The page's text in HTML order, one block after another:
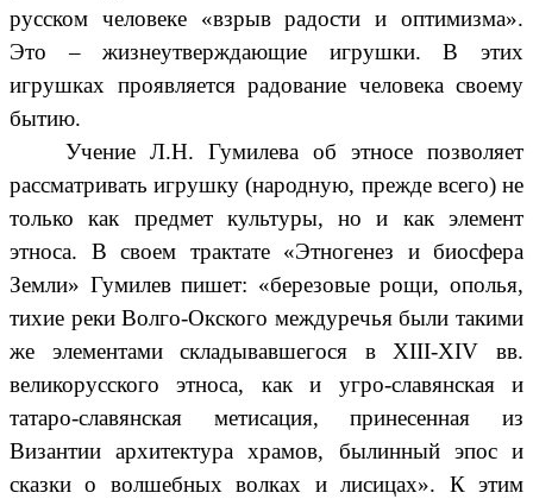
русском человеке «взрыв радости и оптимизма».
Это – жизнеутверждающие игрушки. В этих
игрушках проявляется радование человека своему
бытию.
Учение Л.Н. Гумилева об этносе позволяет
рассматривать игрушку (народную, прежде всего) не
только как предмет культуры, но и как элемент
этноса. В своем трактате «Этногенез и биосфера
Земли» Гумилев пишет: «березовые рощи, ополья,
тихие реки Волго-Окского междуречья были такими
же элементами складывавшегося в ХIII-ХIV вв.
великорусского этноса, как и угро-славянская и
татаро-славянская метисация, принесенная из
Византии архитектура храмов, былинный эпос и
сказки о волшебных волках и лисицах». К этим